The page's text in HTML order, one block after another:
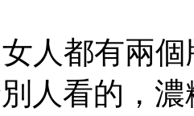
人都有兩
人看的，